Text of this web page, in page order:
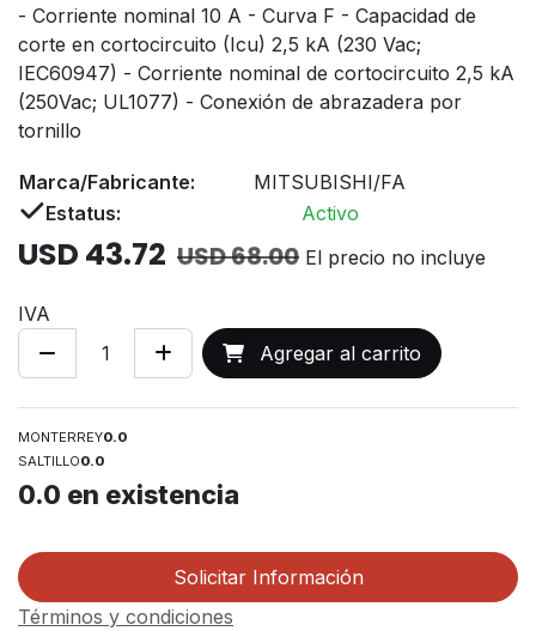
- Corriente nominal 10 A - Curva F - Capacidad de
corte en cortocircuito (Icu) 2,5 kA (230 Vac;
IEC60947) - Corriente nominal de cortocircuito 2,5 kA
(250Vac; UL1077) - Conexión de abrazadera por
tornillo
Marca/Fabricante:
MITSUBISHI/FA
Estatus:
Activo
USD 43.72 USD68.00 El precio no incluye
IVA
Agregar al carrito
MONTERREY0.0
SALTILLO0.0
0.0 en existencia
Solicitar Información
Términos y condiciones